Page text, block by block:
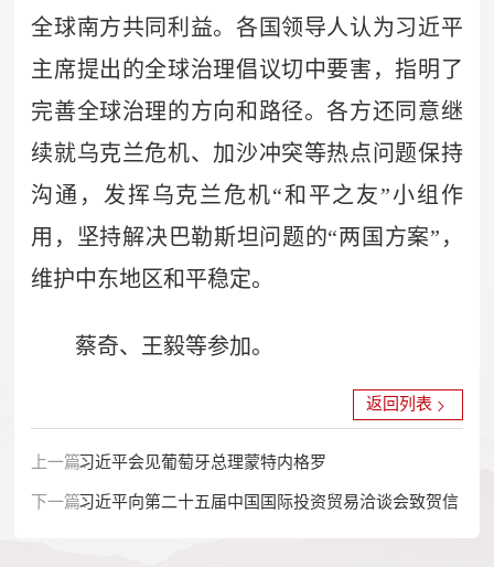
全球南方共同利益。各国领导人认为习近平
主席提出的全球治理倡议切中要害，指明了
完善全球治理的方向和路径。各方还同意继
续就乌克兰危机、加沙冲突等热点问题保持
沟通，发挥乌克兰危机“和平之友”小组作
用，坚持解决巴勒斯坦问题的“两国方案”，
维护中东地区和平稳定。
蔡奇、王毅等参加。
上一篇：习近平会见葡萄牙总理蒙特内格罗
下一篇：习近平向第二十五届中国国际投资贸易洽谈会致贺信
返回列表